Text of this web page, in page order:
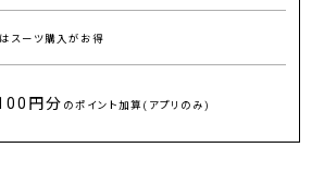
スーツ購入がお得
円分 のポイント加算(アプリのみ)